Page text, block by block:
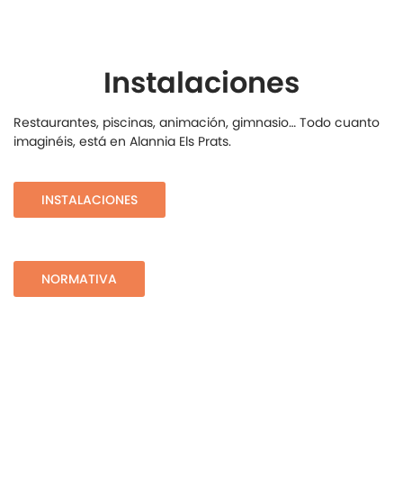
Instalaciones
Restaurantes, piscinas, animación, gimnasio… Todo cuanto
imaginéis, está en Alannia Els Prats.
INSTALACIONES
NORMATIVA